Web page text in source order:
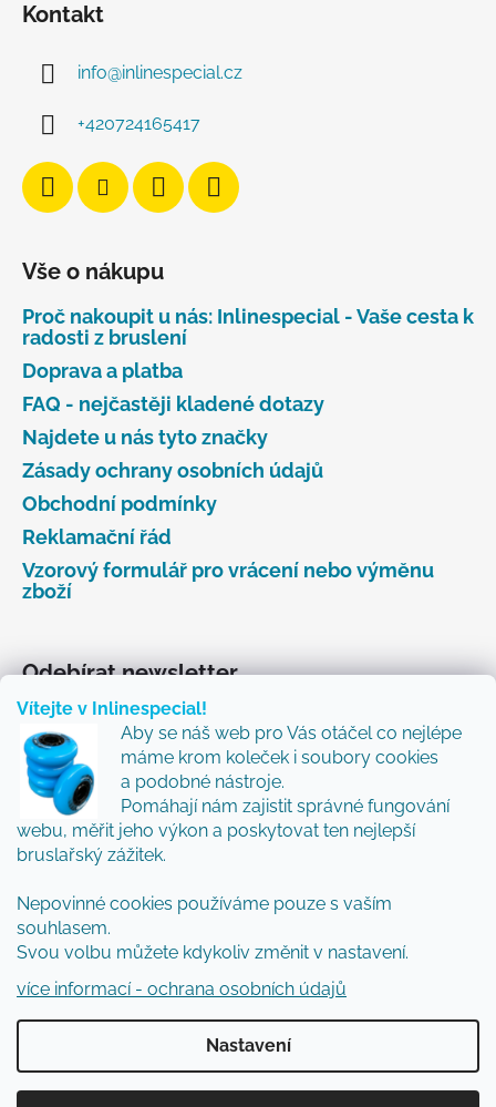
Vítejte v Inlinespecial!
Aby se náš web pro Vás otáčel co nejlépe
máme krom koleček i soubory cookies
a podobné nástroje.
Pomáhají nám zajistit správné fungování
webu, měřit jeho výkon a poskytovat ten nejlepší
bruslařský zážitek.
Nepovinné cookies používáme pouze s vaším
souhlasem.
Svou volbu můžete kdykoliv změnit v nastavení.
více informací - ochrana osobních údajů
Nastavení
Kontakt
info@inlinespecial.cz
+420724165417
Vše o nákupu
Proč nakoupit u nás: Inlinespecial - Vaše cesta k
radosti z bruslení
Doprava a platba
FAQ - nejčastěji kladené dotazy
Najdete u nás tyto značky
Zásady ochrany osobních údajů
Obchodní podmínky
Reklamační řád
Vzorový formulář pro vrácení nebo výměnu
zboží
Odebírat newsletter
Vložte svůj e-mail a my vám budeme zasílat informace
o nových produktech na našem e-shopu.
Přidejte se k nám a my Vám budeme zasílat ty nejlepší
novinky a tipy.
E-mail
Vložením e-mailu souhlasíte spodmínkami
ochrany osobních údajů
PŘIHLÁSIT SE
Vytvořil Shoptet